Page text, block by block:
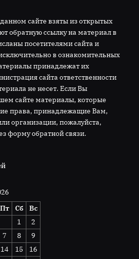
сайте взяты из открытых
обратную ссылку на материал в
посетителями сайта и
в ознакомительных
принадлежат их
сайта ответственности
не несет. Если Вы
сайте материалы, которые
права, принадлежащие Вам,
организации, пожалуйста,
форму обратной связи.
Пт Сб
Вс
1
2
7 8
9
14 15
16